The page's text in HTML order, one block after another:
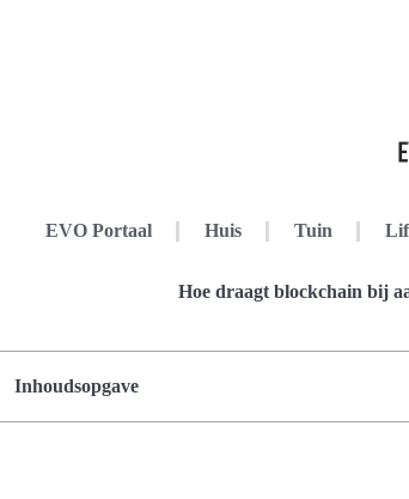
EVO Portaal Huis Tuin
Hoe draagt blockchain bij
Inhoudsopgave